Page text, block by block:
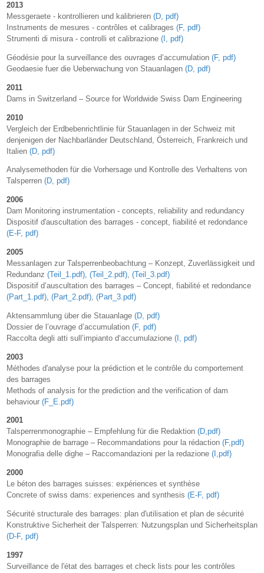
2013
Messgeraete - kontrollieren und kalibrieren (D, pdf)
Instruments de mesures - contrôles et calibrages (F, pdf)
Strumenti di misura - controlli et calibrazione (I, pdf)
Géodésie pour la surveillance des ouvrages d’accumulation (F, pdf)
Geodaesie fuer die Ueberwachung von Stauanlagen (D, pdf)
2011
Dams in Switzerland – Source for Worldwide Swiss Dam Engineering
2010
Vergleich der Erdbebenrichtlinie für Stauanlagen in der Schweiz mit
denjenigen der Nachbarländer Deutschland, Österreich, Frankreich und
Italien (D, pdf)
Analysemethoden für die Vorhersage und Kontrolle des Verhaltens von
Talsperren (D, pdf)
2006
Dam Monitoring instrumentation - concepts, reliability and redundancy
Dispositif d'auscultation des barrages - concept, fiabilité et redondance
(E-F, pdf)
2005
Messanlagen zur Talsperrenbeobachtung – Konzept, Zuverlässigkeit und
Redundanz (Teil_1.pdf), (Teil_2.pdf), (Teil_3.pdf)
Dispositif d’auscultation des barrages – Concept, fiabilité et redondance
(Part_1.pdf), (Part_2.pdf), (Part_3.pdf)
Aktensammlung über die Stauanlage (D, pdf)
Dossier de l’ouvrage d’accumulation (F, pdf)
Raccolta degli atti sull’impianto d‘accumulazione (I, pdf)
2003
Méthodes d'analyse pour la prédiction et le contrôle du comportement
des barrages
Methods of analysis for the prediction and the verification of dam
behaviour (F_E.pdf)
2001
Talsperrenmonographie – Empfehlung für die Redaktion (D,pdf)
Monographie de barrage – Recommandations pour la rédaction (F,pdf)
Monografia delle dighe – Raccomandazioni per la redazione (I,pdf)
2000
Le béton des barrages suisses: expériences et synthèse
Concrete of swiss dams: experiences and synthesis (E-F, pdf)
Sécurité structurale des barrages: plan d'utilisation et plan de sécurité
Konstruktive Sicherheit der Talsperren: Nutzungsplan und Sicherheitsplan
(D-F, pdf)
1997
Surveillance de l'état des barrages et check lists pour les contrôles